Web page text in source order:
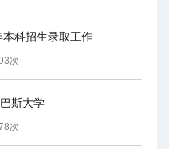
科招生录取工作
次
斯大学
次